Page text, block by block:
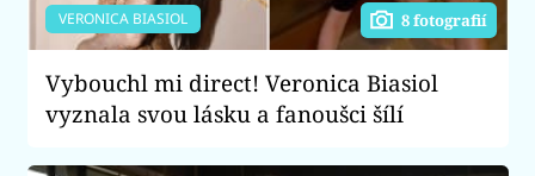
VERONICA BIASIOL 8 fotografií
Vybouchl mi direct! Veronica Biasiol
vyznala svou lásku a fanoušci šílí